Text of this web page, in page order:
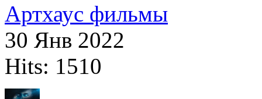
Артхаус фильмы
30 Янв 2022
Hits: 1510